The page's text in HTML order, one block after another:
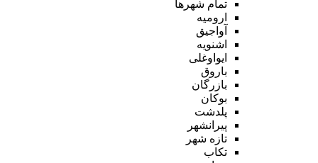
تمام شهر‌ها
ارومیه
آواجیق
اشنویه
ایواوغلی
باروق
بازرگان
بوکان
پلدشت
پیرانشهر
تازه شهر
تکاب